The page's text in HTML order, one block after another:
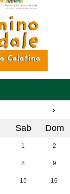
›
Sab Dom
1 2
8 9
15 16